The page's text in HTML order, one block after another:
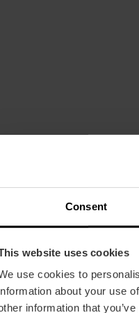
Consent
website uses cookies
use cookies to
about your use
information that